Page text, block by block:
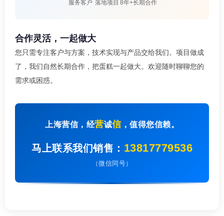
服务客户 落地项目 8年+长期合作
合作灵活，一起做大
您只需专注客户与方案，技术实现与产品交给我们。项目做成
了，我们自然长期合作，把蛋糕一起做大。欢迎随时聊聊您的
需求或困惑。
上海营信，经营诚信，值得您信赖。
马上联系我们销售： 13817779536
（微信同号）